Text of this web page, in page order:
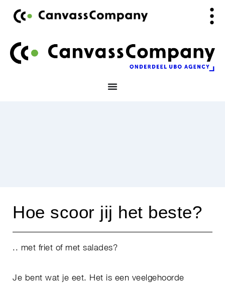
inhoud
naar
inhoud
Hoe scoor jij het beste?
.. met friet of met salades?
Je bent wat je eet. Het is een veelgehoorde